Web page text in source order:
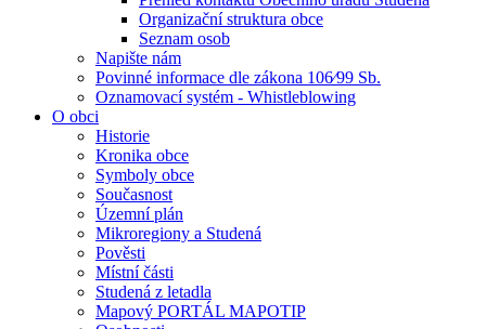
Organizační struktura obce
Seznam osob
Napište nám
Povinné informace dle zákona 106⁄99 Sb.
Oznamovací systém - Whistleblowing
O obci
Historie
Kronika obce
Symboly obce
Současnost
Územní plán
Mikroregiony a Studená
Pověsti
Místní části
Studená z letadla
Mapový PORTÁL MAPOTIP